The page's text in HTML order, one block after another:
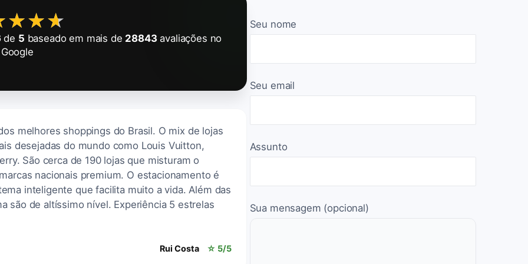
de 5 baseado em mais de 28843avaliações no
Google
melhores shoppings do Brasil. O mix de lojas
desejadas do mundo como Louis Vuitton,
São cerca de 190 lojas que misturam o
nacionais premium. O estacionamento é
inteligente que facilita muito a vida. Além das
são de altíssimo nível. Experiência 5 estrelas
Rui Costa ☆ 5/5
Seu nome
Seu email
Assunto
Sua mensagem (opcional)